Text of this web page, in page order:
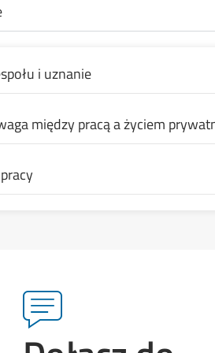
i uznanie
między pracą a życiem